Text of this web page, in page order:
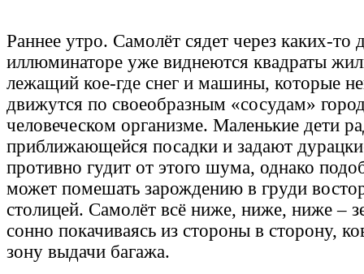
Раннее утро. Самолёт сядет через каких-то
иллюминаторе уже виднеются квадраты
лежащий кое-где снег и машины, которые
движутся по своеобразным «сосудам»
человеческом организме. Маленькие дети
приближающейся посадки и задают
противно гудит от этого шума, однако
может помешать зарождению в груди
столицей. Самолёт всё ниже, ниже, ниже –
сонно покачиваясь из стороны в сторону,
зону выдачи багажа.